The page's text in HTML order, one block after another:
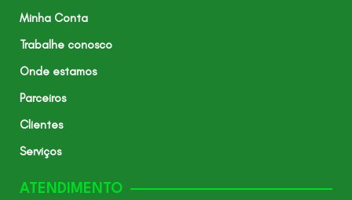
Minha Conta
Trabalhe conosco
Onde estamos
Parceiros
Clientes
Serviços
ATENDIMENTO